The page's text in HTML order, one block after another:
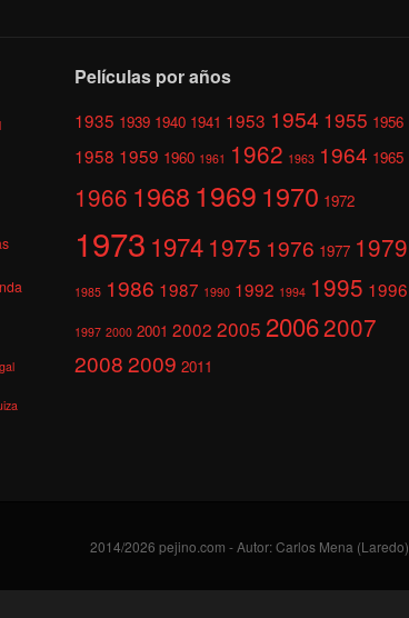
Películas por años
1935 1939 1940 1941 1953 1954 1955 1956
1958 1959 1960 1961 1962 1963 1964 1965
1966 1968 1969 1970 1972
1973 1974 1975 1976 1977 1979
1985 1986 1987 1990 1992 1994 1995 1996
1997 2000 2001 2002 2005 20062007
20082009 2011
2014/2026 pejino.com - Autor: Carlos Mena (Laredo)